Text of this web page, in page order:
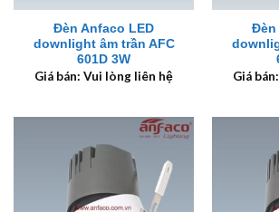
Đèn Anfaco LED
downlight âm trần AFC
601D 3W
Giá bán: Vui lòng liên hệ
Đèn
Giá